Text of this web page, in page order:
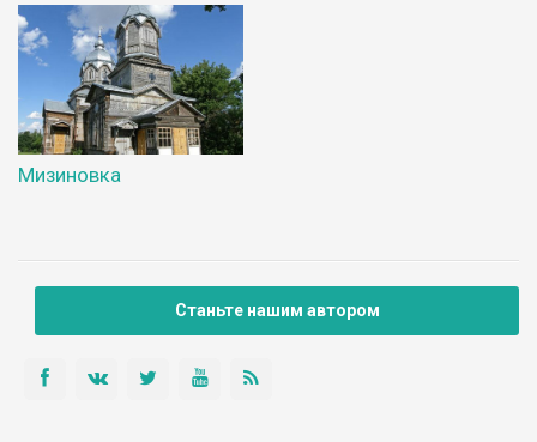
Мизиновка
Станьте нашим автором